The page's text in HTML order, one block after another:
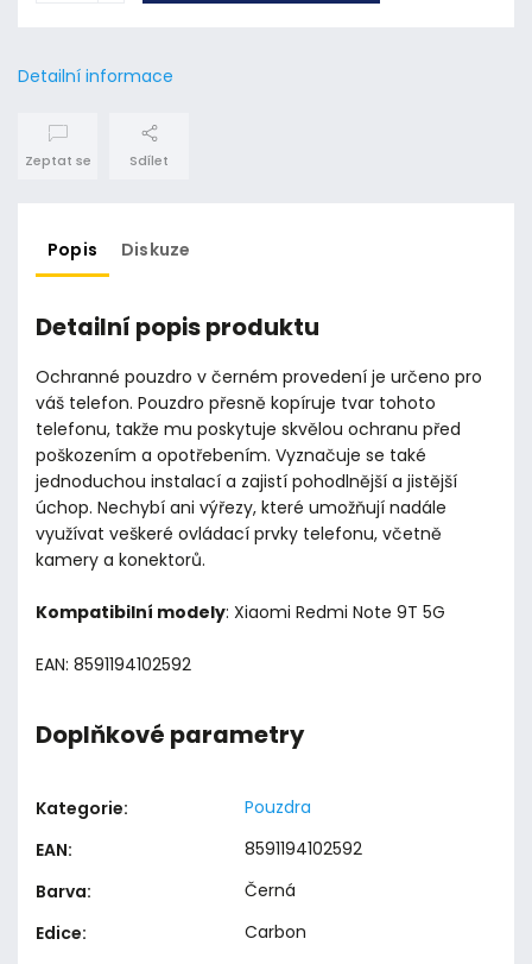
Detailní informace
Zeptat se Sdílet
Popis Diskuze
Detailní popis produktu
Ochranné pouzdro v černém provedení je určeno pro
váš telefon. Pouzdro přesně kopíruje tvar tohoto
telefonu, takže mu poskytuje skvělou ochranu před
poškozením a opotřebením. Vyznačuje se také
jednoduchou instalací a zajistí pohodlnější a jistější
úchop. Nechybí ani výřezy, které umožňují nadále
využívat veškeré ovládací prvky telefonu, včetně
kamery a konektorů.
Kompatibilní modely: Xiaomi Redmi Note 9T 5G
EAN: 8591194102592
Doplňkové parametry
Kategorie:
Pouzdra
EAN:
8591194102592
Barva:
Černá
Edice: Carbon